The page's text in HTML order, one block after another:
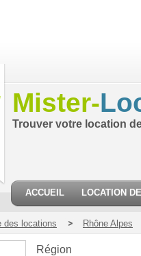
Mister-
Trouver votre location
ACCUEIL LOCATION
des locations Rhône Alpes
Région